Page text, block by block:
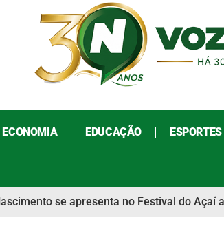
ECONOMIA EDUCAÇÃO ESPORTES
se apresenta no Festival do Açaí